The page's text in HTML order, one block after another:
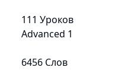
111 Уроков
Advanced 1
6456 Слов